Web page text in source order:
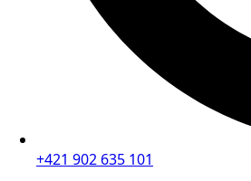
+421 902 635 101